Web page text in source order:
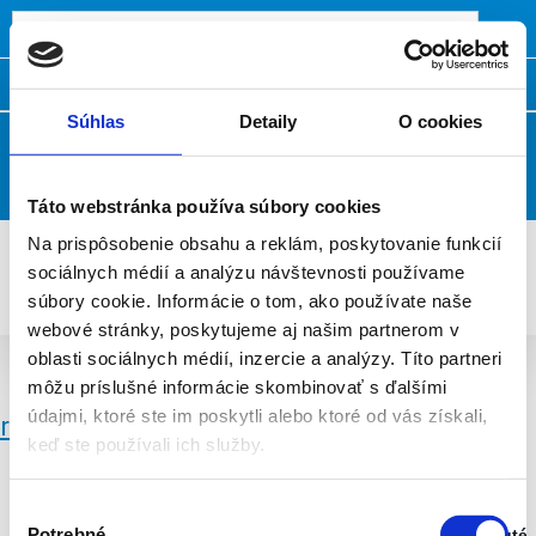
Súhlas Detaily O cookies
Táto webstránka používa súbory cookies
Na prispôsobenie obsahu a reklám, poskytovanie funkcií
sociálnych médií a analýzu návštevnosti používame
súbory cookie. Informácie o tom, ako používate naše
webové stránky, poskytujeme aj našim partnerom v
oblasti sociálnych médií, inzercie a analýzy. Títo partneri
môžu príslušné informácie skombinovať s ďalšími
údajmi, ktoré ste im poskytli alebo ktoré od vás získali,
keď ste používali ich služby.
Domov Kontakty Často kladené otázky
Klientská zóna
Galéria PPO - Ružín
rekonštrukcia